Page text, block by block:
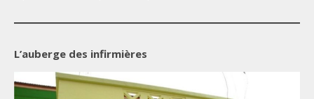
L’auberge des infirmières